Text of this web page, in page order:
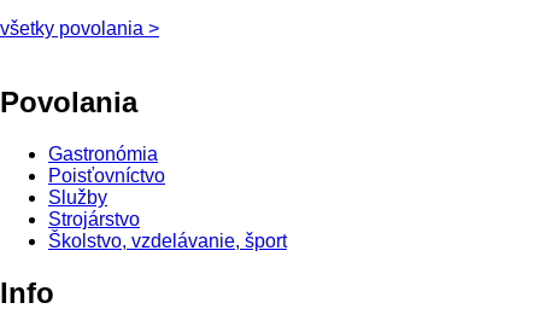
všetky povolania >
Povolania
Gastronómia
Poisťovníctvo
Služby
Strojárstvo
Školstvo, vzdelávanie, šport
Info